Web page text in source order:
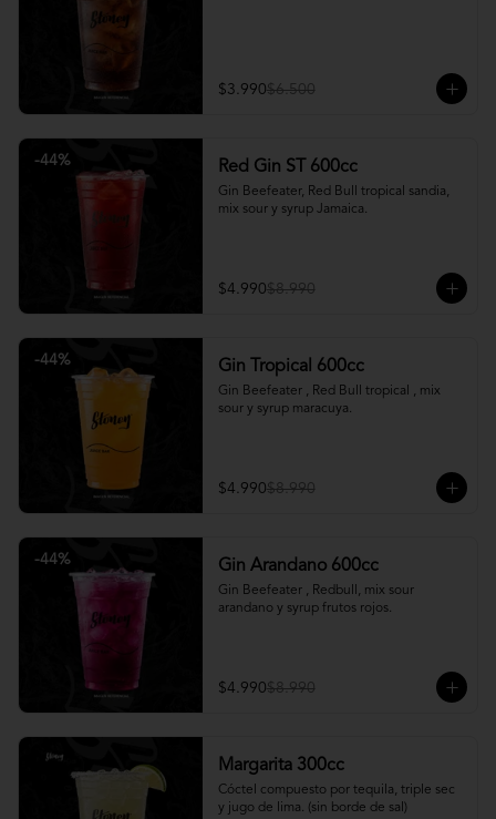
$3.990$6.500
-44% Red Gin ST 600cc
Gin Beefeater, Red Bull tropical sandia,
mix sour y syrup Jamaica.
$4.990$8.990
-44% Gin Tropical 600cc
Gin Beefeater , Red Bull tropical , mix
sour y syrup maracuya.
$4.990$8.990
-44% Gin Arandano 600cc
Gin Beefeater , Redbull, mix sour
arandano y syrup frutos rojos.
$4.990$8.990
Margarita 300cc
Cóctel compuesto por tequila, triple sec
y jugo de lima. (sin borde de sal)